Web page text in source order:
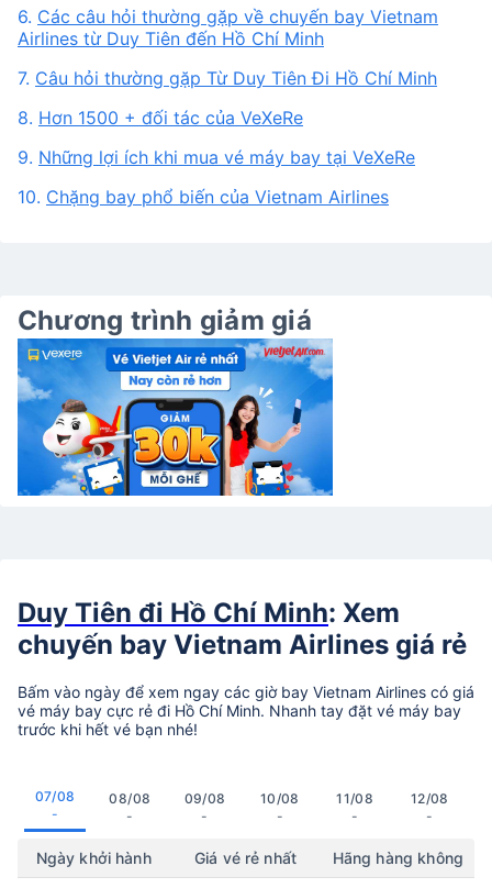
6. Các câu hỏi thường gặp về chuyến bay Vietnam
Airlines từ Duy Tiên đến Hồ Chí Minh
7. Câu hỏi thường gặp Từ Duy Tiên Đi Hồ Chí Minh
8. Hơn 1500 + đối tác của VeXeRe
9. Những lợi ích khi mua vé máy bay tại VeXeRe
10. Chặng bay phổ biến của Vietnam Airlines
Chương trình giảm giá
Duy Tiên đi Hồ Chí Minh: Xem
chuyến bay Vietnam Airlines giá rẻ
Bấm vào ngày để xem ngay các giờ bay Vietnam Airlines có giá
vé máy bay cực rẻ đi Hồ Chí Minh. Nhanh tay đặt vé máy bay
trước khi hết vé bạn nhé!
07/08
-
08/08
-
09/08
-
10/08
-
11/08
-
12/08
-
Ngày khởi hành Giá vé rẻ nhất Hãng hàng không